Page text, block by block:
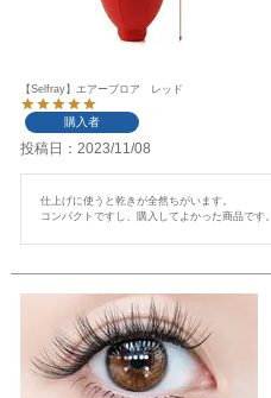
【Selfray】エアーブロア レッド
購入者
投稿日 2023/11/08
仕上げに使うと乾きが全然ちがいます。
コンパクトですし、購入してよかった商品です。